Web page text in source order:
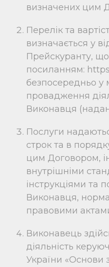
визначених цим
Перелік та
визначається у
Прейскуранту,
посиланням:
безпосередньо у
провадження
Виконавця
Послуги
строк та в
цим Договором,
внутрішніми
інструкціями та
Виконавця,
правовими
Виконавець
діяльність
України «Основи